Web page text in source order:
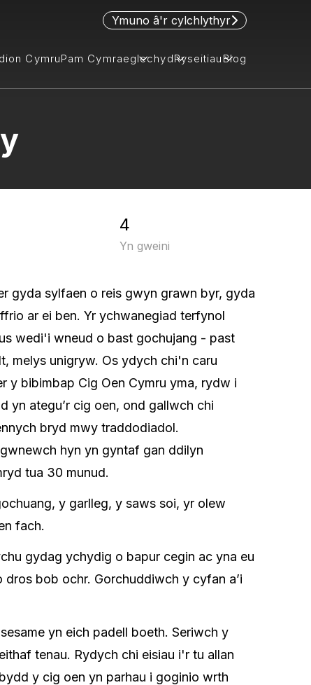
Ymuno â'r cylchlythyr
CymruPam CymraeglechydRyseitiau Blog
4
Yn gweini
gyda sylfaen o reis gwyn grawn byr, gyda
ar ei ben. Yr ychwanegiad terfynol
wedi'i wneud o bast gochujang - past
melys unigryw. Os ydych chi'n caru
y bibimbap Cig Oen Cymru yma, rydw i
yn ategu’r cig oen, ond gallwch chi
bryd mwy traddodiadol.
hyn yn gyntaf gan ddilyn
tua 30 munud.
y garlleg, y saws soi, yr olew
fach.
gydag ychydig o bapur cegin ac yna eu
bob ochr. Gorchuddiwch y cyfan a’i
yn eich padell boeth. Seriwch y
tenau. Rydych chi eisiau i'r tu allan
y cig oen yn parhau i goginio wrth